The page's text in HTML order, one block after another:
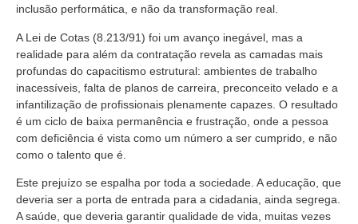
inclusão performática, e não da transformação real.
A Lei de Cotas (8.213/91) foi um avanço inegável, mas a
realidade para além da contratação revela as camadas mais
profundas do capacitismo estrutural: ambientes de trabalho
inacessíveis, falta de planos de carreira, preconceito velado e a
infantilização de profissionais plenamente capazes. O resultado
é um ciclo de baixa permanência e frustração, onde a pessoa
com deficiência é vista como um número a ser cumprido, e não
como o talento que é.
Este prejuízo se espalha por toda a sociedade. A educação, que
deveria ser a porta de entrada para a cidadania, ainda segrega.
A saúde, que deveria garantir qualidade de vida, muitas vezes